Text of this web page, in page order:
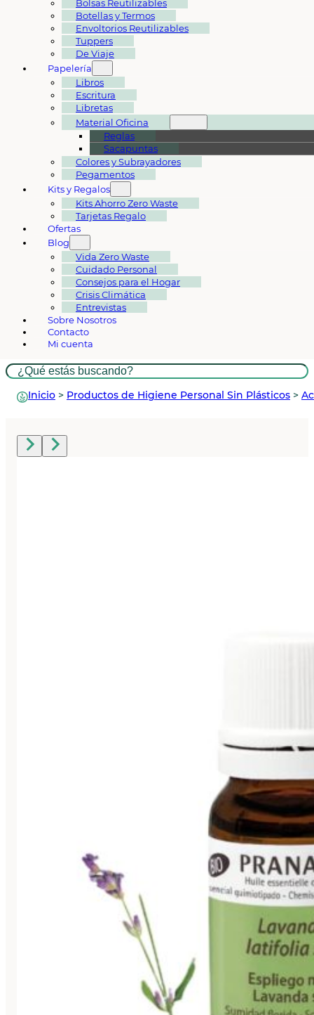
Bolsas Reutilizables
Botellas y Termos
Envoltorios Reutilizables
Tuppers
De Viaje
Papelería
Libros
Escritura
Libretas
Material Oficina
Reglas
Sacapuntas
Colores y Subrayadores
Pegamentos
Kits y Regalos
Kits Ahorro Zero Waste
Tarjetas Regalo
Ofertas
Blog
Vida Zero Waste
Cuidado Personal
Consejos para el Hogar
Crisis Climática
Entrevistas
Sobre Nosotros
Contacto
Mi cuenta
Buscar
Inicio > Productos de Higiene Personal Sin Plásticos >